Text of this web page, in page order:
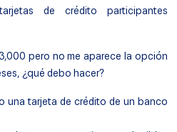
de crédito participantes
pero no me aparece la opción
¿qué debo hacer?
una tarjeta de crédito de un banco